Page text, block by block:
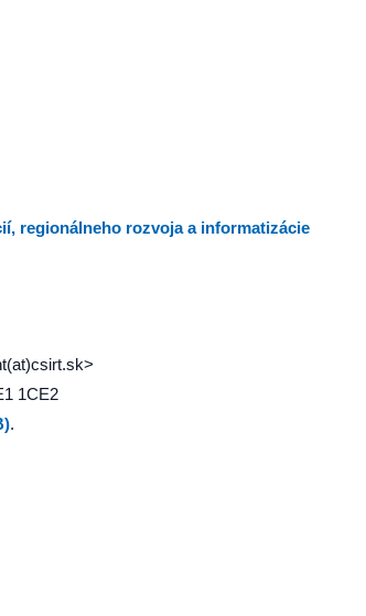
regionálneho rozvoja a informatizácie
1CE2
.